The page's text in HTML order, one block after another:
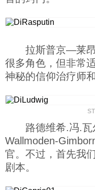
拉斯普京—莱
很多角色，但非常
神秘的信仰治疗师
路德维希.冯.
Wallmoden-
官。不过，首先我
剧本。